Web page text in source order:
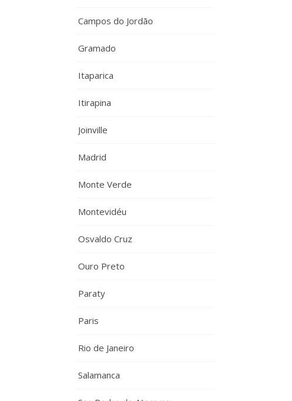
Campos do Jordão
Gramado
Itaparica
Itirapina
Joinville
Madrid
Monte Verde
Montevidéu
Osvaldo Cruz
Ouro Preto
Paraty
Paris
Rio de Janeiro
Salamanca